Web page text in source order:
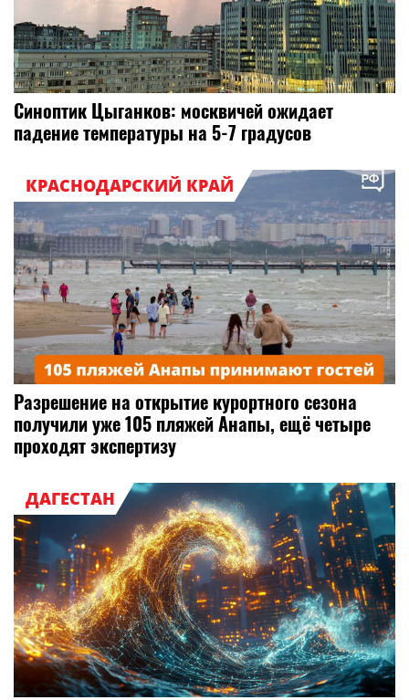
Синоптик Цыганков: москвичей ожидает
падение температуры на 5-7 градусов
КРАСНОДАРСКИЙ КРАЙ
Разрешение на открытие курортного сезона
получили уже 105 пляжей Анапы, ещё четыре
проходят экспертизу
ДАГЕСТАН